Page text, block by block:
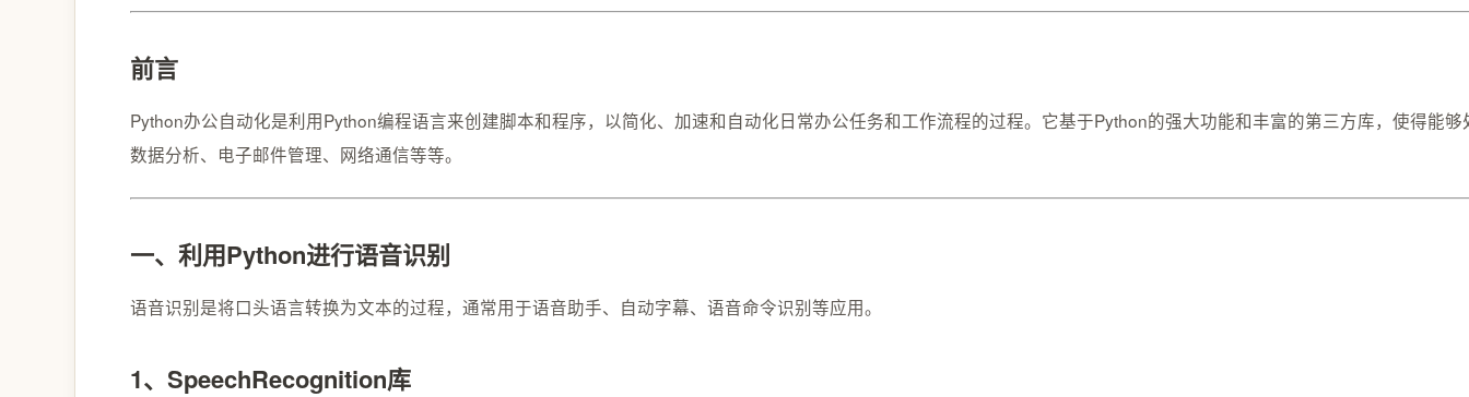
前言
Python办公⾃动化是利用Python编程语⾔来创建脚本和程序，以简化、加速和⾃动化⽇常办公任务和工作流程的过程。它基于Python的强⼤功能和丰富的第三⽅库，使得能
数据分析、电⼦邮件管理、⽹络通信等等。
一、利用Python进行语音识别
语⾳识别是将⼝头语⾔转换为⽂本的过程，通常⽤于语⾳助⼿、⾃动字幕、语⾳命令识别等应⽤。
1、SpeechRecognition库